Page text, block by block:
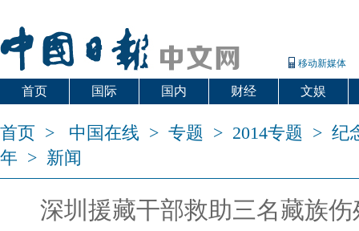
移动新媒体
首页 国际 国内 财经 文娱
首页 > 中国在线 > 专题 > 2014专题 > 纪
年 > 新闻
深圳援藏干部救助三名藏族